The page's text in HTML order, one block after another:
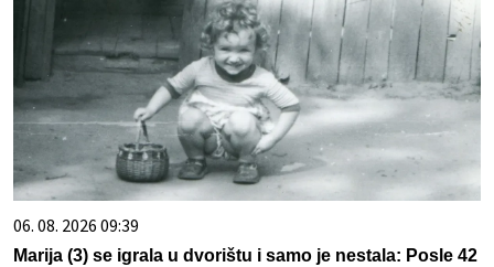
06. 08. 2026 09:39
Marija (3) se igrala u dvorištu i samo je nestala: Posle 42